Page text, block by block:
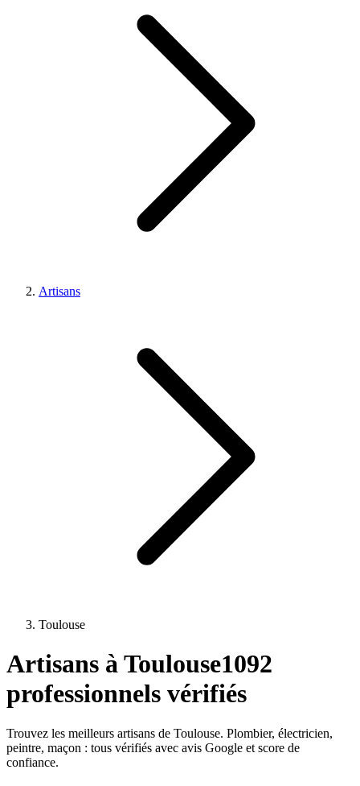
Artisans
Toulouse
Artisans àToulouse1092
professionnels vérifiés
Trouvez les meilleurs artisans de Toulouse. Plombier, électricien,
peintre, maçon : tous vérifiés avec avis Google et score de
confiance.